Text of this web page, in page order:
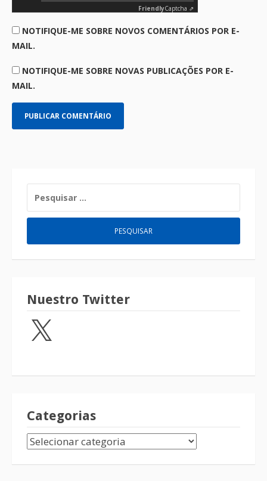
FriendlyCaptcha ⇗
NOTIFIQUE-ME SOBRE NOVOS COMENTÁRIOS POR E-
MAIL.
NOTIFIQUE-ME SOBRE NOVAS PUBLICAÇÕES POR E-
MAIL.
Nuestro Twitter
Categorias